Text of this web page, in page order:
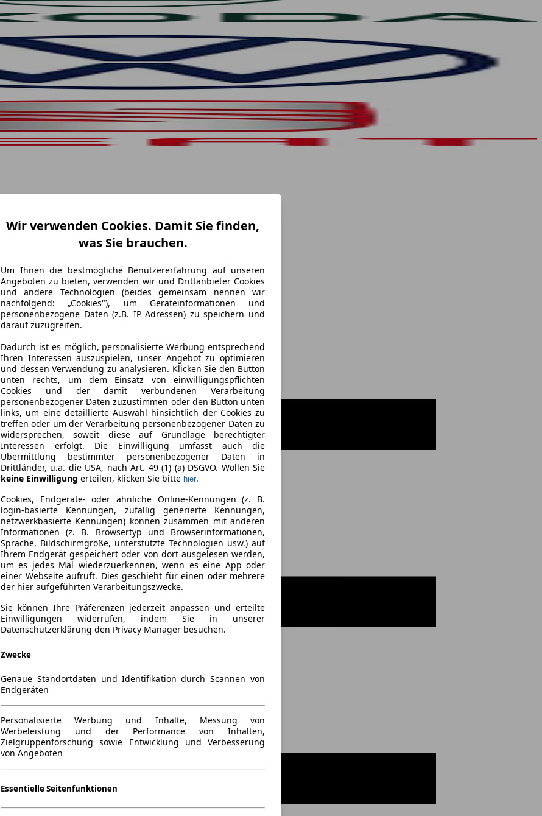
Wir verwenden Cookies. Damit Sie finden,
was Sie brauchen.
Um Ihnen die bestmögliche Benutzererfahrung auf unseren
Angeboten zu bieten, verwenden wir und Drittanbieter Cookies
und andere Technologien (beides gemeinsam nennen wir
nachfolgend: „Cookies"), um Geräteinformationen und
personenbezogene Daten (z.B. IP Adressen) zu speichern und
darauf zuzugreifen.
Dadurch ist es möglich, personalisierte Werbung entsprechend
Ihren Interessen auszuspielen, unser Angebot zu optimieren
und dessen Verwendung zu analysieren. Klicken Sie den Button
unten rechts, um dem Einsatz von einwilligungspflichten
Cookies und der damit verbundenen Verarbeitung
personenbezogener Daten zuzustimmen oder den Button unten
links, um eine detaillierte Auswahl hinsichtlich der Cookies zu
treffen oder um der Verarbeitung personenbezogener Daten zu
widersprechen, soweit diese auf Grundlage berechtigter
Interessen erfolgt. Die Einwilligung umfasst auch die
Übermittlung bestimmter personenbezogener Daten in
Drittländer, u.a. die USA, nach Art. 49 (1) (a) DSGVO. Wollen Sie
keine Einwilligung erteilen, klicken Sie bitte hier.
Cookies, Endgeräte- oder ähnliche Online-Kennungen (z. B.
login-basierte Kennungen, zufällig generierte Kennungen,
netzwerkbasierte Kennungen) können zusammen mit anderen
Informationen (z. B. Browsertyp und Browserinformationen,
Sprache, Bildschirmgröße, unterstützte Technologien usw.) auf
Ihrem Endgerät gespeichert oder von dort ausgelesen werden,
um es jedes Mal wiederzuerkennen, wenn es eine App oder
einer Webseite aufruft. Dies geschieht für einen oder mehrere
der hier aufgeführten Verarbeitungszwecke.
Sie können Ihre Präferenzen jederzeit anpassen und erteilte
Einwilligungen widerrufen, indem Sie in unserer
Datenschutzerklärung den Privacy Manager besuchen.
Zwecke
Genaue Standortdaten und Identifikation durch Scannen von
Endgeräten
Personalisierte Werbung und Inhalte, Messung von
Werbeleistung und der Performance von Inhalten,
Zielgruppenforschung sowie Entwicklung und Verbesserung
von Angeboten
Essentielle Seitenfunktionen